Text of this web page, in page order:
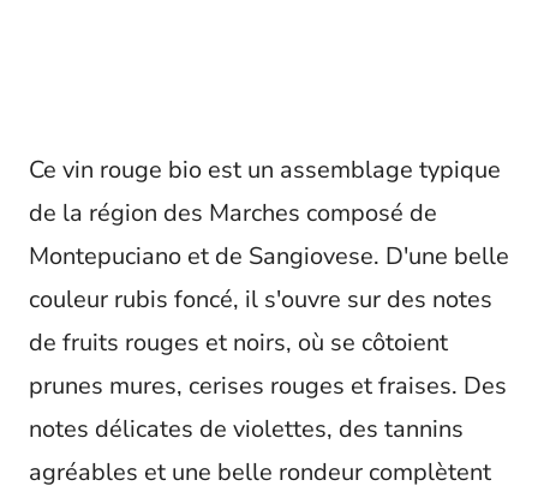
Ce vin rouge bio est un assemblage typique
de la région des Marches composé de
Montepuciano et de Sangiovese. D'une belle
couleur rubis foncé, il s'ouvre sur des notes
de fruits rouges et noirs, où se côtoient
prunes mures, cerises rouges et fraises. Des
notes délicates de violettes, des tannins
agréables et une belle rondeur complètent